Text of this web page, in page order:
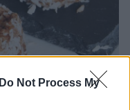
Do Not Process My